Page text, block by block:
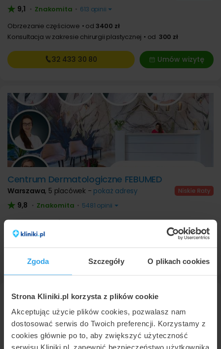
Zgoda Szczegóły O plikach cookies
Strona Kliniki.pl korzysta z plików cookie
Akceptując użycie plików cookies, pozwalasz nam
dostosować serwis do Twoich preferencji. Korzystamy z
cookies głównie po to, aby zwiększyć użyteczność
serwisu Kliniki.pl, zapewnić bezpieczeństwo użytkownika
9,1 • Znakomita • 613 opinii
Obrzezanie częściowe od 3400 zł
Konsultacja w zakresie chirurgii plastycznej
od 300 zł
Umów wizytę
32 433 30 80
Centrum Dermatologiczne FEBUMED
Warszawa, 5 placówek - pokaż adresy
9,8 • Znakomita • 5481 opinii
Obrzezanie częściowe od2000 zł
Konsultacja chirurgiczna